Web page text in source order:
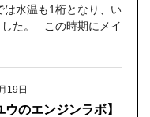
は水温も1桁となり、い
した。 この時期にメイ
19日
ウのエンジンラボ】